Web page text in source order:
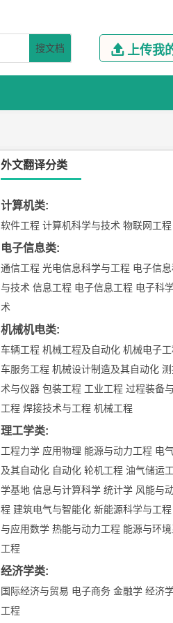
搜文档  上传我
外文翻译分类
计算机类:
软件工程 计算机科学与技术 物联网工程
电子信息类:
通信工程 光电信息科学与工程 电子信
与技术 信息工程 电子信息工程 电子科
术
机械机电类:
车辆工程 机械工程及自动化 机械电子
车服务工程 机械设计制造及其自动化
术与仪器 包装工程 工业工程 过程装备
工程 焊接技术与工程 机械工程
理工学类:
工程力学 应用物理 能源与动力工程 电
及其自动化 自动化 轮机工程 油气储运
学基地 信息与计算科学 统计学 风能与
程 建筑电气与智能化 新能源科学与工程
与应用数学 热能与动力工程 能源与环
工程
经济学类:
国际经济与贸易 电子商务 金融学 经济
工程